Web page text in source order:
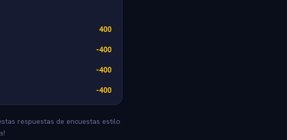
400
-400
-400
-400
respuestas de encuestas estilo